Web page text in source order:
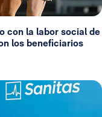
con la labor social de
los beneficiarios